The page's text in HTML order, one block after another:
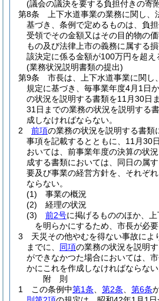
(議会の議決を要する負担付きの寄
第8条
上下水道事業の業務に関し
基づき、条例で定めるものは、負
受領でその金額又はその目的物の
もの及び法律上市の義務に属する
該決定に係る金額が100万円を超え
(業務状況説明書類の提出)
第9条
市長は、上下水道事業に関し
規定に基づき、毎事業年度4月1日
の状況を説明する書類を11月30日
31日までの業務の状況を説明する
成しなければならない。
2
前項の業務の状況を説明する書類
事項を記載するとともに、11月30
おいては、前事業年度の決算の状
成する書類においては、同日の属
要及び事業の経営方針を、それぞ
ならない。
(1)
事業の概況
(2)
経理の状況
(3)
前2号に掲げるもののほか、
を明らかにするため、市長が必
3
天災その他やむを得ない事故によ
までに、 同項の業務の状況を説明
ができなかつた場合においては、
かにこれを作成しなければならない
附 則
1
この条例中第1条 第2条 第6条